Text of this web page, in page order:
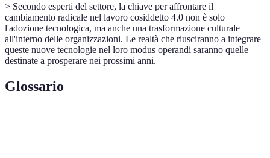
> Secondo esperti del settore, la chiave per affrontare il
cambiamento radicale nel lavoro cosiddetto 4.0 non è solo
l'adozione tecnologica, ma anche una trasformazione culturale
all'interno delle organizzazioni. Le realtà che riusciranno a integrare
queste nuove tecnologie nel loro modus operandi saranno quelle
destinate a prosperare nei prossimi anni.
Glossario